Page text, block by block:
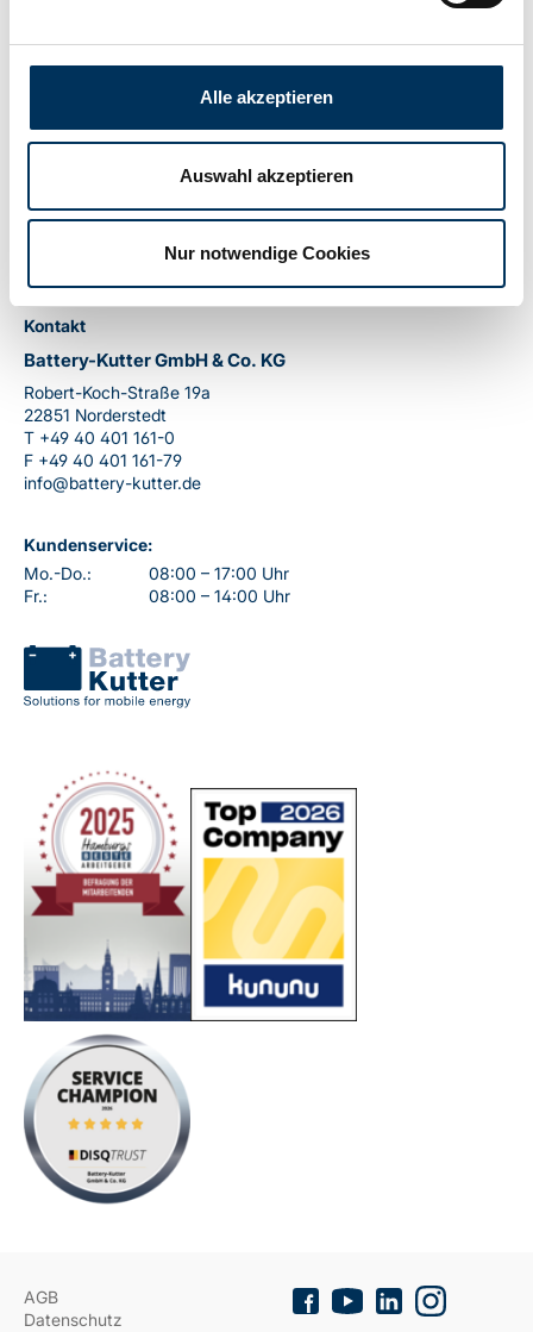
Alle akzeptieren
Auswahl akzeptieren
Nur notwendige Cookies
Gewicht: 0,024kg
Kontakt
Battery-Kutter GmbH & Co. KG
Robert-Koch-Straße 19a
22851 Norderstedt
T +49 40 401 161-0
F +49 40 401 161-79
info@battery-kutter.de
Kundenservice:
Mo.-Do.:
08:00 – 17:00 Uhr
Fr.:
08:00 – 14:00 Uhr
AGB
Datenschutz